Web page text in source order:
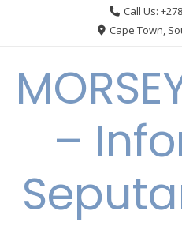
Call Us:
Cape Town,
–